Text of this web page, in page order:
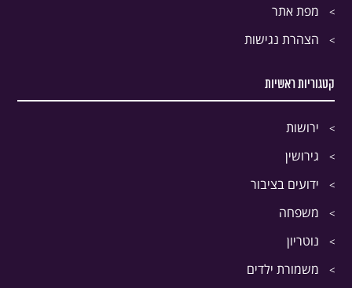
מפת אתר
הצהרת נגישות
קטגוריות ראשיות
ירושות
גירושין
ידועים בציבור
משפחה
נוטריון
משמורת ילדים